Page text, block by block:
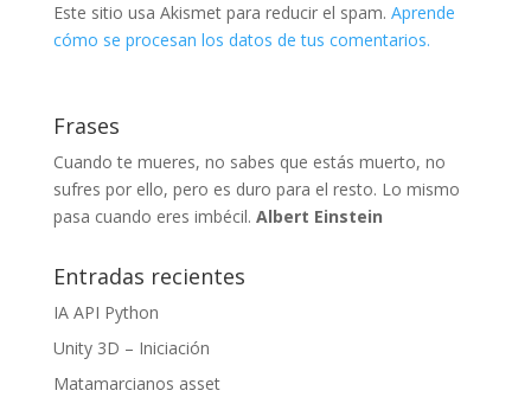
Este sitio usa Akismet para reducir el spam. Aprende
cómo se procesan los datos de tus comentarios.
Frases
Cuando te mueres, no sabes que estás muerto, no
sufres por ello, pero es duro para el resto. Lo mismo
pasa cuando eres imbécil. Albert Einstein
Entradas recientes
IA API Python
Unity 3D – Iniciación
Matamarcianos asset